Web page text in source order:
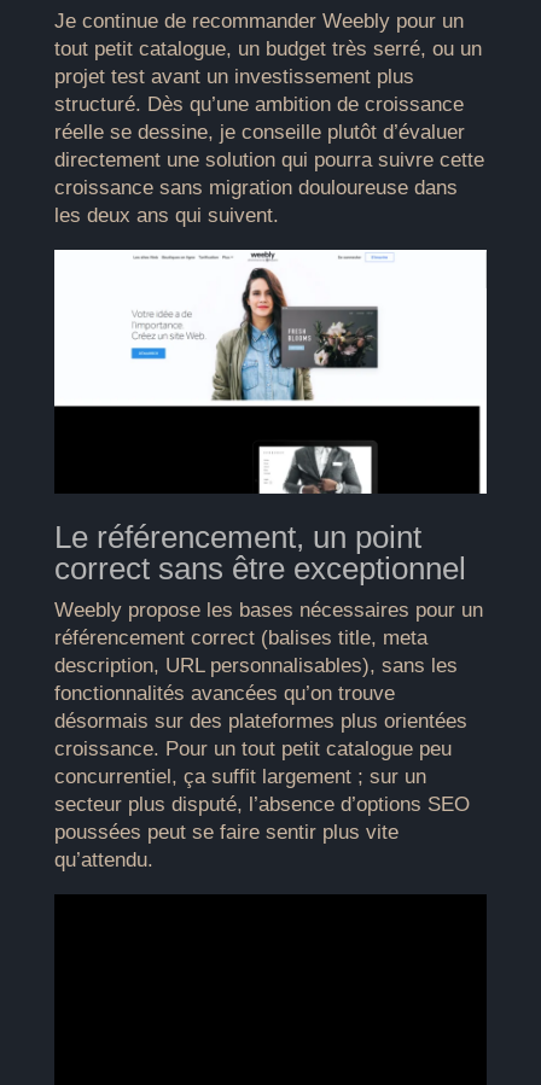
Je continue de recommander Weebly pour un
tout petit catalogue, un budget très serré, ou un
projet test avant un investissement plus
structuré. Dès qu’une ambition de croissance
réelle se dessine, je conseille plutôt d’évaluer
directement une solution qui pourra suivre cette
croissance sans migration douloureuse dans
les deux ans qui suivent.
Le référencement, un point
correct sans être exceptionnel
Weebly propose les bases nécessaires pour un
référencement correct (balises title, meta
description, URL personnalisables), sans les
fonctionnalités avancées qu’on trouve
désormais sur des plateformes plus orientées
croissance. Pour un tout petit catalogue peu
concurrentiel, ça suffit largement ; sur un
secteur plus disputé, l’absence d’options SEO
poussées peut se faire sentir plus vite
qu’attendu.